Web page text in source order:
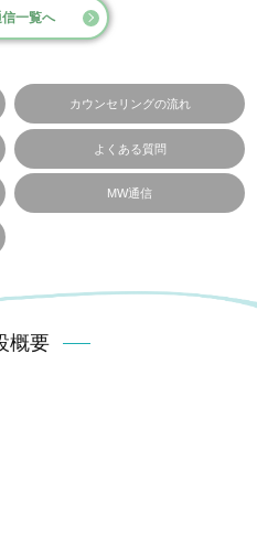
信一覧へ
カウンセリングの流れ
よくある質問
MW通信
概要